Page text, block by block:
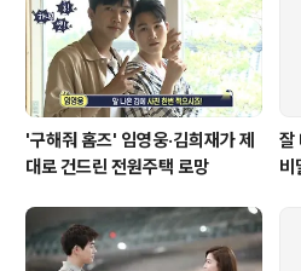
'구해줘 홈즈' 임영웅·김희재가 제
대로 건드린 전원주택 로망
잘
비